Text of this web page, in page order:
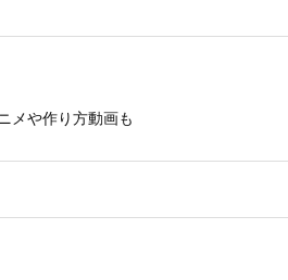
メや作り方動画も